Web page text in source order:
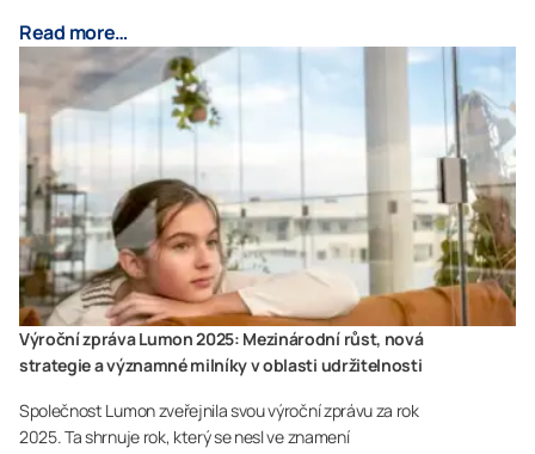
Read more…
Výroční zpráva Lumon 2025: Mezinárodní růst, nová
strategie a významné milníky v oblasti udržitelnosti
Společnost Lumon zveřejnila svou výroční zprávu za rok
2025. Ta shrnuje rok, který se nesl ve znamení